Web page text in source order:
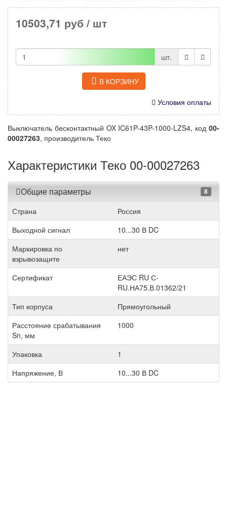
10503,71 руб / шт
шт.
В КОРЗИНУ
Условия оплаты
Выключатель бесконтактный OX IC61P-43P-1000-LZS4, код 00-
00027263, производитель Теко
Характеристики Теко 00-00027263
Общие параметры 8
Страна
Россия
Выходной сигнал
10...30 В DC
Маркировка по
взрывозащите
нет
Сертификат
ЕАЭС RU С-
RU.НА75.В.01362/21
Тип корпуса
Прямоугольный
Расстояние срабатывания
Sn, мм
1000
Упаковка
1
Напряжение, В
10...30 В DC